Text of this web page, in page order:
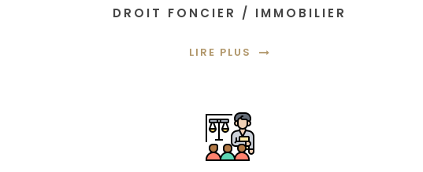
DROIT FONCIER / IMMOBILIER
LIRE PLUS